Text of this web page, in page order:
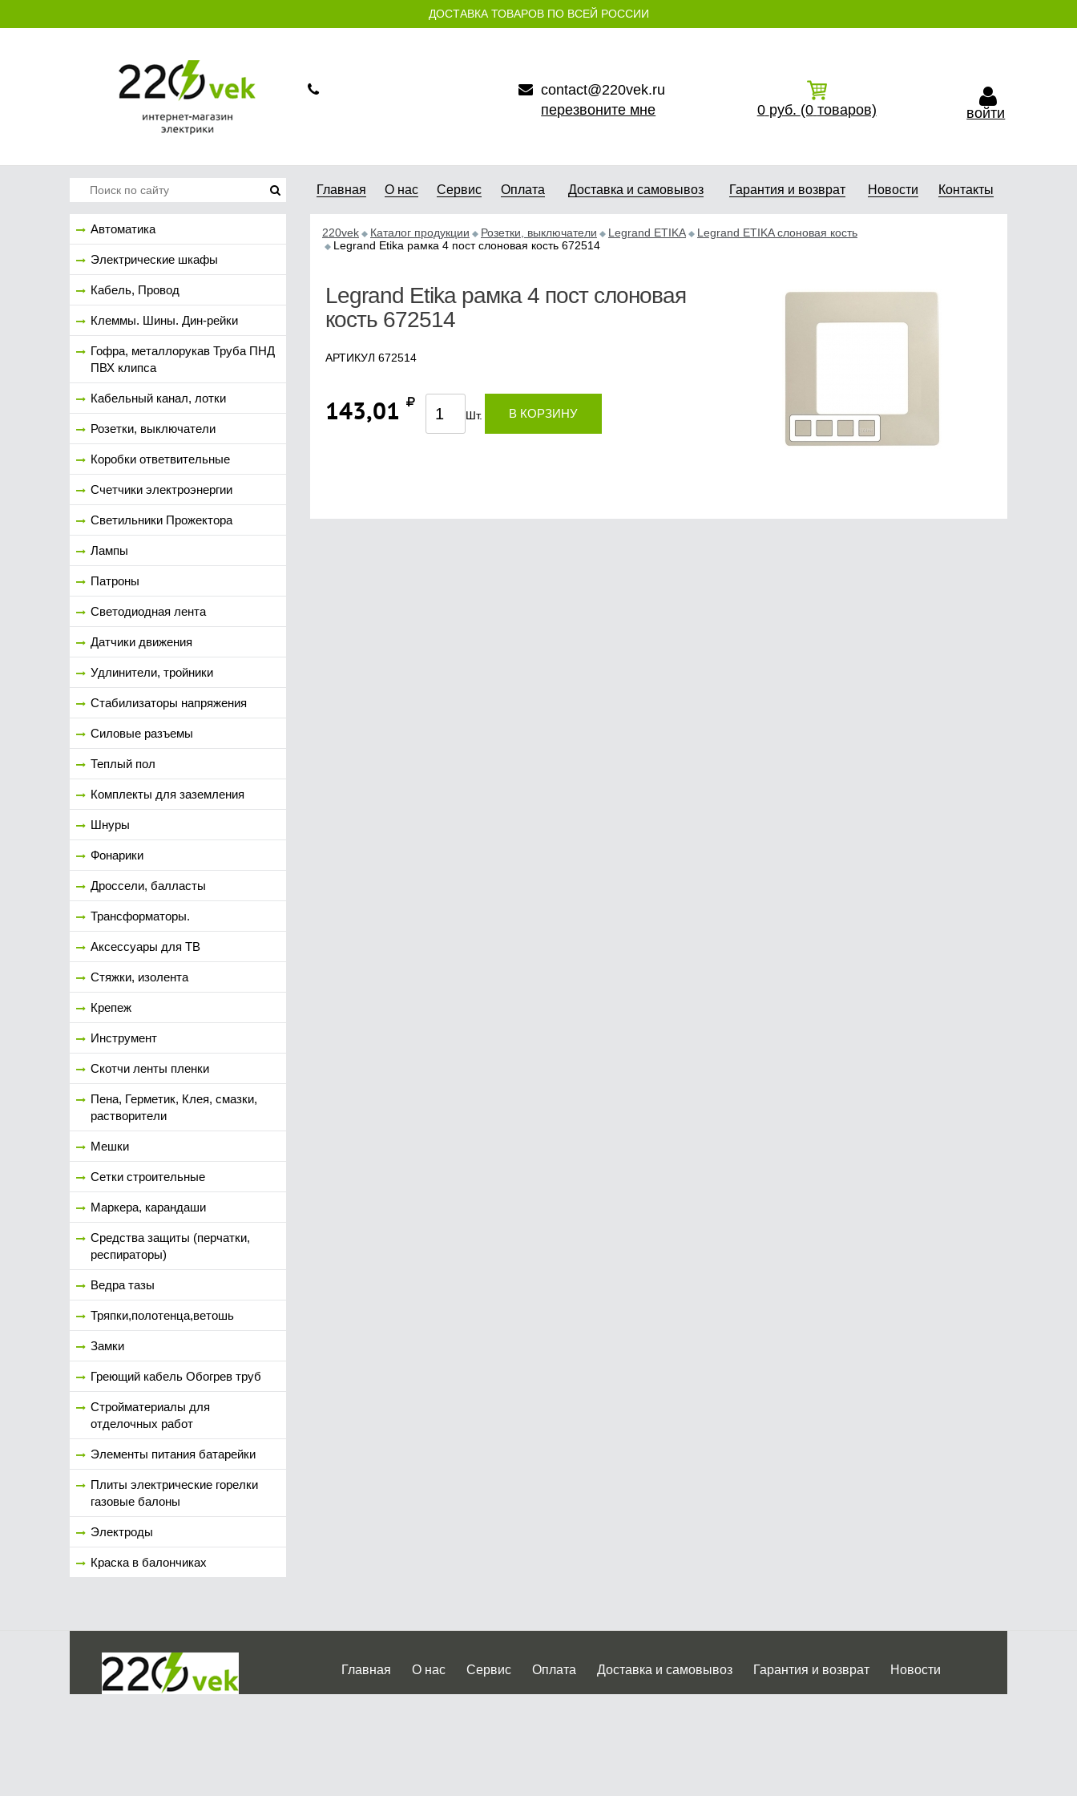
ДОСТАВКА ТОВАРОВ ПО ВСЕЙ РОССИИ
contact@220vek.ru
перезвоните мне
0 руб. (0 товаров) войти
Автоматика
Электрические шкафы
Кабель, Провод
Клеммы. Шины. Дин-рейки
Гофра, металлорукав Труба ПНД
ПВХ клипса
Кабельный канал, лотки
Розетки, выключатели
Коробки ответвительные
Счетчики электроэнергии
Светильники Прожектора
Лампы
Патроны
Светодиодная лента
Датчики движения
Удлинители, тройники
Стабилизаторы напряжения
Силовые разъемы
Теплый пол
Комплекты для заземления
Шнуры
Фонарики
Дроссели, балласты
Трансформаторы.
Аксессуары для ТВ
Стяжки, изолента
Крепеж
Инструмент
Скотчи ленты пленки
Пена, Герметик, Клея, смазки,
растворители
Мешки
Сетки строительные
Маркера, карандаши
Средства защиты (перчатки,
респираторы)
Ведра тазы
Тряпки,полотенца,ветошь
Замки
Греющий кабель Обогрев труб
Стройматериалы для
отделочных работ
Элементы питания батарейки
Плиты электрические горелки
газовые балоны
Электроды
Краска в балончиках
Главная О нас Сервис Оплата Доставка и самовывоз Гарантия и возврат Новости Контакты
220vek Каталог продукции Розетки, выключатели Legrand ETIKA
Legrand ETIKA слоновая кость
Legrand Etika рамка 4 пост слоновая кость 672514
Legrand Etika рамка 4 пост слоновая
кость 672514
АРТИКУЛ 672514
143,01 Шт. В КОРЗИНУ
Главная О нас Сервис Оплата Доставка и самовывоз Гарантия и возврат Новости